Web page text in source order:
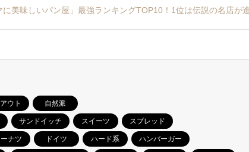
に美味しいパン屋」最強ランキングTOP10！1位は伝説の名店が
ウト 自然派
サンドイッチ スイーツ スプレッド
ーナツ ドイツ ハード系 ハンバーガー